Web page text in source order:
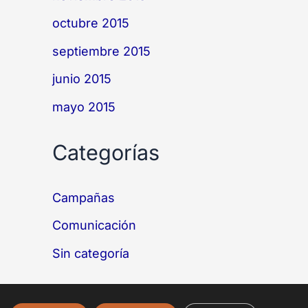
octubre 2015
septiembre 2015
junio 2015
mayo 2015
Categorías
Campañas
Comunicación
Sin categoría